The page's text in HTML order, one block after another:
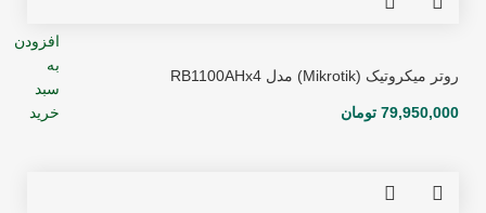
افزودن
به
سبد
خرید
روتر میکروتیک (Mikrotik) مدل RB1100AHx4
79,950,000 تومان